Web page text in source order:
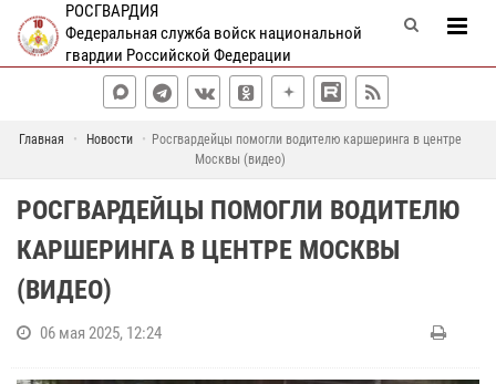
РОСГВАРДИЯ
Федеральная служба войск национальной
гвардии Российской Федерации
Главная Новости
Росгвардейцы помогли водителю каршеринга в центре
Москвы (видео)
РОСГВАРДЕЙЦЫ ПОМОГЛИ ВОДИТЕЛЮ
КАРШЕРИНГА В ЦЕНТРЕ МОСКВЫ
(ВИДЕО)
06 мая 2025, 12:24